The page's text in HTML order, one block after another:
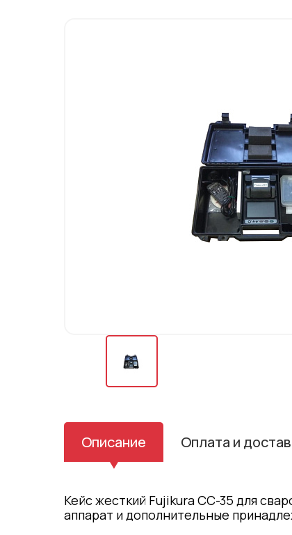
Описание Оплата и
Кейс жесткий Fujikura CC-35 для
аппарат и дополнительные